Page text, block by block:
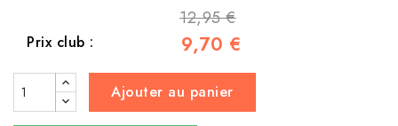
12,95 €
Prix club : 9,70 €
Ajouter au panier